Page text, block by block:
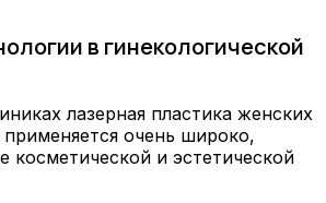
в гинекологической
лазерная пластика женских
очень широко,
косметической и эстетической